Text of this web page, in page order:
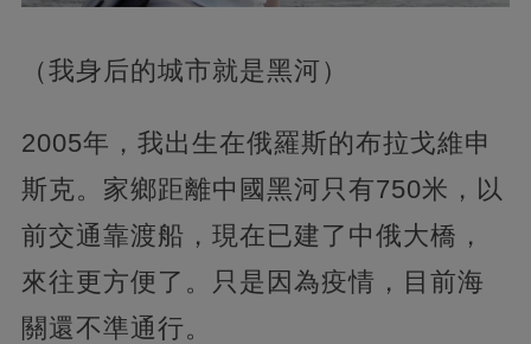
（我身后的城市就是黑河）
2005年，我出生在俄羅斯的布拉戈維申
斯克。家鄉距離中國黑河只有750米，以
前交通靠渡船，現在已建了中俄大橋，
來往更方便了。只是因為疫情，目前海
關還不準通行。